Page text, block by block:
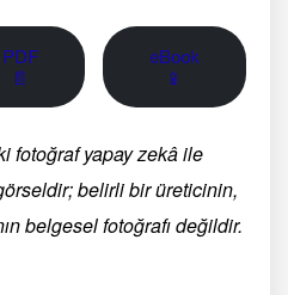
PDF
📄
eBook
📱
fotoğraf yapay zekâ ile
belirli bir üreticinin,
belgesel fotoğrafı değildir.